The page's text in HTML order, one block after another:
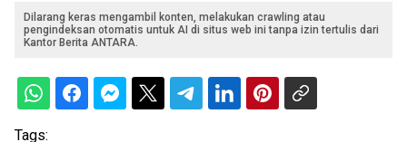
Dilarang keras mengambil konten, melakukan crawling atau
pengindeksan otomatis untuk AI di situs web ini tanpa izin tertulis dari
Kantor Berita ANTARA.
Tags: